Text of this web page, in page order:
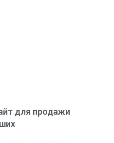
для продажи